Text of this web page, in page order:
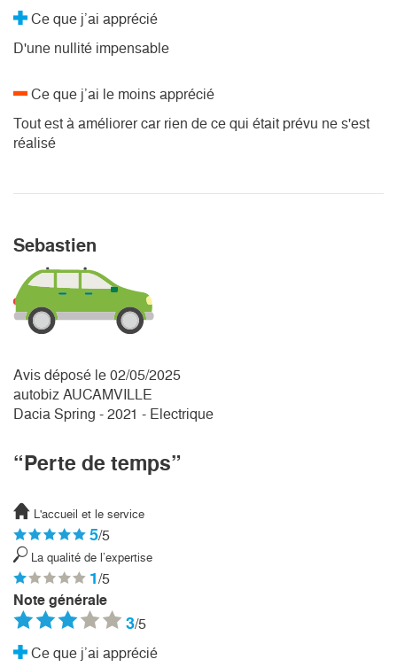
Ce que j’ai apprécié
D'une nullité impensable
Ce que j’ai le moins apprécié
Tout est à améliorer car rien de ce qui était prévu ne s'est
réalisé
Sebastien
Avis déposé le 02/05/2025
autobiz AUCAMVILLE
Dacia Spring - 2021 - Electrique
“Perte de temps”
L'accueil et le service
5/5
La qualité de l’expertise
1/5
Note générale
3/5
Ce que j’ai apprécié